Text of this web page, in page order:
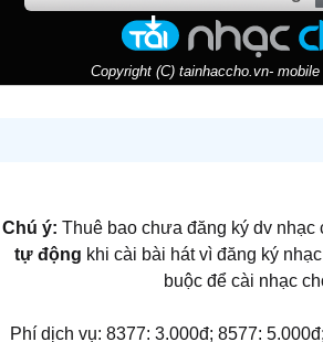
Copyright (C) tainhaccho.vn-
Chú ý: Thuê bao chưa đăng ký dv
tự động khi cài bài hát vì đăng ký
buộc để cài nhạc
Phí dịch vụ: 8377: 3.000đ; 8577: